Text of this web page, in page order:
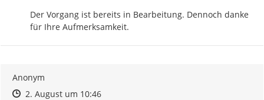
Der Vorgang ist bereits in Bearbeitung. Dennoch danke
für Ihre Aufmerksamkeit.
Anonym
Zeitpunkt des Erstellens
Zeitpunkt des Erstellens
2. August um 10:46Zur Äußerung